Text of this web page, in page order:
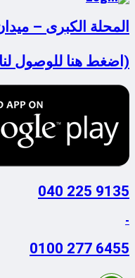
المحلة الكبرى –
(اضغط هنا للوصول
9135 225 040
-
6455 277 0100